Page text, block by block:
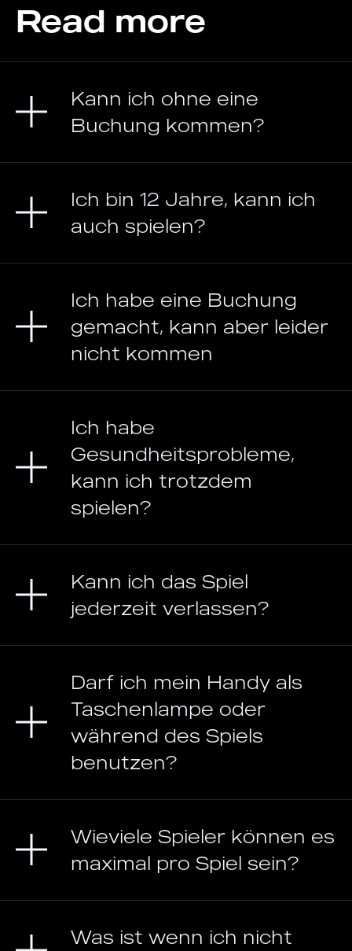
Read more
Kann ich ohne eine
Buchung kommen?
Ich bin 12 Jahre, kann ich
auch spielen?
Ich habe eine Buchung
gemacht, kann aber leider
nicht kommen
Ich habe
Gesundheitsprobleme,
kann ich trotzdem
spielen?
Kann ich das Spiel
jederzeit verlassen?
Darf ich mein Handy als
Taschenlampe oder
während des Spiels
benutzen?
Wieviele Spieler können es
maximal pro Spiel sein?
Was ist wenn ich nicht